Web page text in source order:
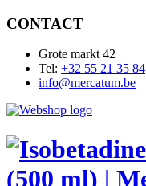
CONTACT
Grote markt 42
Tel: +32 55 21 35 84
info@mercatum.be